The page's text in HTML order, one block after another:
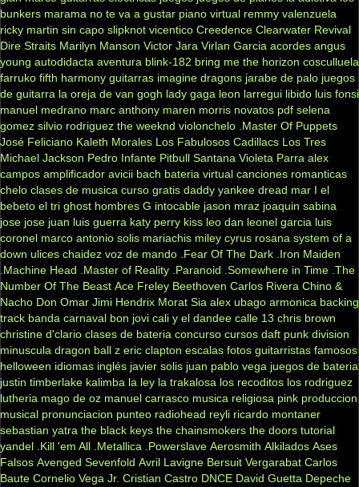
bunkers marama no te va a gustar piano virtual remmy valenzuela
ricky martin sin capo slipknot vicentico Creedence Clearwater Revival
Dire Straits Marilyn Manson Victor Jara Virlan Garcia acordes angus
young autodidacta aventura blink-182 bring me the horizon cosculluela
farruko fifth harmony guitarras imagine dragons jarabe de palo juegos
de guitarra la oreja de van gogh lady gaga leon larregui libido luis fonsi
manuel medrano marc anthony maren morris novatos pdf selena
gomez silvio rodriguez the weeknd violonchelo .Master Of Puppets
José Feliciano Kaleth Morales Los Fabulosos Cadillacs Los Tres
Michael Jackson Pedro Infante Pitbull Santana Violeta Parra alex
campos amplificador avicii bach bateria virtual canciones romanticas
chelo clases de musica curso gratis daddy yankee dread mar I el
bebeto el tri ghost hombres G intocable jason mraz joaquin sabina
jose jose juan luis guerra katy perry kiss leo dan leonel garcia luis
coronel marco antonio solis mariachis miley cyrus rosana system of a
down ulices chaidez voz de mando .Fear Of The Dark .Iron Maiden
.Machine Head
.Master of Reality .Paranoid .Somewhere in Time .The
Number Of The Beast Ace Freley Beethoven Carlos Rivera Chino &
Nacho Don Omar Jimi Hendrix Morat Sia alex ubago armonica backing
track banda carnaval bon jovi cali y el dandee calle 13 chris brown
christine d'clario clases de bateria concurso cursos daft punk division
minuscula dragon ball z eric clapton escalas fotos guitarristas famosos
helloween idiomas inglés javier solis juan pablo vega juegos de bateria
justin timberlake kalimba la ley la trakalosa los recoditos los rodriguez
lutheria mago de oz manuel carrasco musica religiosa pink produccion
musical pronunciacion punteo radiohead reyli ricardo montaner
sebastian yatra the black keys the chainsmokers the doors tutorial
yandel .Kill 'em All .Metallica .Powerslave Aerosmith Alkilados Ases
Falsos Avenged Sevenfold Avril Lavigne Bersuit Vergarabat Carlos
Baute Cornelio Vega Jr. Cristian Castro DNCE David Guetta Depeche